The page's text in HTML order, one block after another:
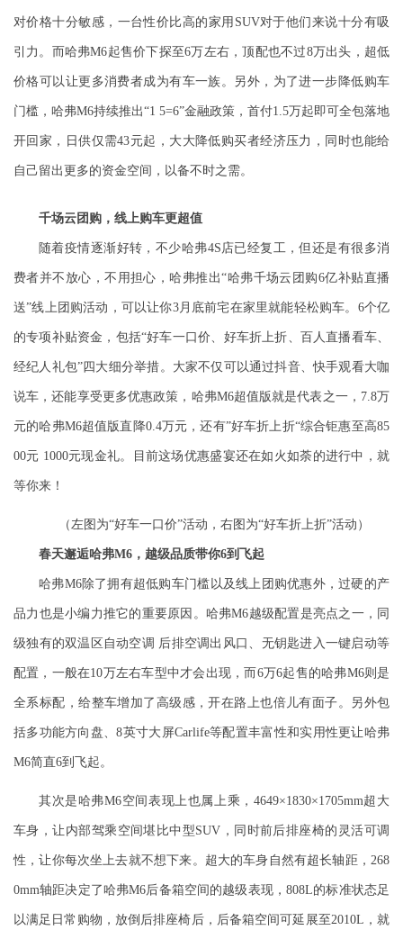
对价格十分敏感， 一台性价比高的家用 SUV对于他们来说十分有吸
引力 。而哈弗M6起售价下探至6万左右，顶配也不过8万出头，超低
价格可以让更多消费者成为有车一族。另外，为了进一步降低购车
门槛，哈弗M6持续推出“1 5=6”金融政策，首付1.5万起即可全包落地
开回家，日供仅需43元起，大大降低购买者经济压力，同时也能给
自己留出更多的资金空间，以备不时之需。
千场云团购，线上购车更超值
随着疫情逐渐好转，不少哈弗4S店已经复工，但还是有很多消
费者并不放心，不用担心，哈弗推出“哈弗千场云团购6亿补贴直播
送”线上团购活动，可以让你3月底前宅在家里就能轻松购车。 6个亿
的专项补贴资金 ，包括“好车一口价、好车折上折、百人直播看车、
经纪人礼包”四大细分举措。大家不仅可以通过抖音、快手观看大咖
说车，还能享受更多优惠政策，哈弗M6超值版就是代表之一， 7.8万
元的哈弗M6超值版直降0.4万元，还有”好车折上折“综合钜惠至高85
00元 1000元现金礼。目前这场优惠盛宴还在如火如荼的进行中，就
等你来！
（左图为“好车一口价”活动，右图为“好车折上折”活动）
春天邂逅哈弗M6，越级品质带你6到飞起
哈弗M6除了拥有超低购车门槛以及线上团购优惠外，过硬的产
品力也是小编力推它的重要原因。哈弗M6越级配置是亮点之一，同
级独有的双温区自动空调 后排空调出风口、无钥匙进入一键启动等
配置， 一般在10万左右车型中才会出现，而6万6起售的哈弗M6则是
全系标配，给整车增加了高级感，开在路上也倍儿有面子。 另外包
括多功能方向盘、8英寸大屏Carlife等配置丰富性和实用性更让哈弗
M6简直6到飞起。
其次是哈弗M6空间表现上也属上乘，4649×1830×1705mm超大
车身，让内部驾乘空间堪比中型SUV，同时前后排座椅的灵活可调
性，让你每次坐上去就不想下来。超大的车身自然有超长轴距，268
0mm轴距决定了哈弗M6后备箱空间的越级表现，808L的标准状态足
以满足日常购物，放倒后排座椅后，后备箱空间可延展至2010L，就